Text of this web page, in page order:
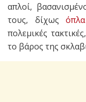
απλοί,
τους, δίχως όπλα
πολεμικές
το βάρος της